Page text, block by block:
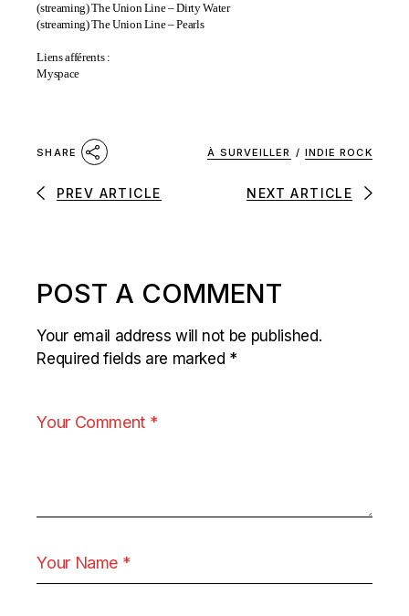
(streaming)The Union Line – Dirty Water
(streaming)The Union Line – Pearls
Liens afférents :
Myspace
SHARE À SURVEILLER / INDIE ROCK
PREV ARTICLE NEXT ARTICLE
POST A COMMENT
Your email address will not be published.
Required fields are marked *